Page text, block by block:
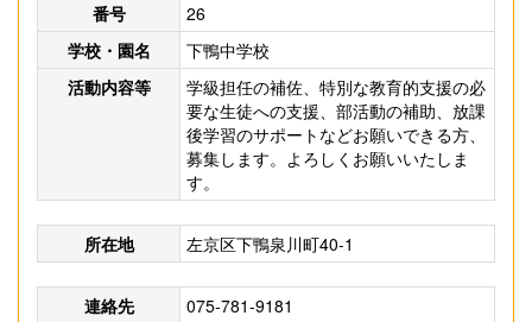
番号
26
学校・園名
下鴨中学校
活動内容等
学級担任の補佐、特別な教育的支援の必
要な生徒への支援、部活動の補助、放課
後学習のサポートなどお願いできる方、
募集します。よろしくお願いいたしま
す。
所在地 左京区下鴨泉川町40-1
連絡先 075-781-9181